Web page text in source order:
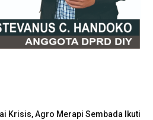
Krisis, Agro Merapi Sembada Ikuti